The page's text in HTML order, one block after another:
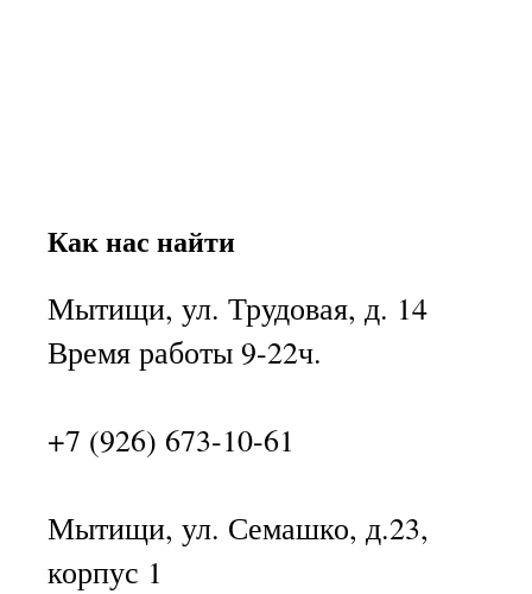
Как нас найти
Мытищи, ул. Трудовая, д. 14
Время работы 9-22ч.
+7 (926) 673-10-61
Мытищи, ул. Семашко, д.23,
корпус 1